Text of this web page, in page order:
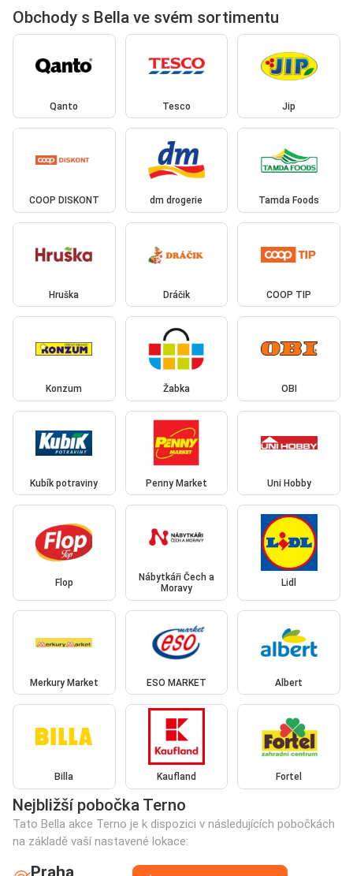
Obchody s Bella ve svém sortimentu
Qanto Tesco Jip
COOP DISKONT dm drogerie Tamda Foods
Hruška Dráčik COOP TIP
Konzum Žabka OBI
Kubík potraviny Penny Market Uni Hobby
Flop
Nábytkáři Čech a
Moravy
Lidl
Merkury Market ESO MARKET Albert
Billa Kaufland Fortel
Nejbližší pobočka Terno
Tato Bella akce Terno je k dispozici v následujících pobočkách
na základě vaší nastavené lokace:
Praha